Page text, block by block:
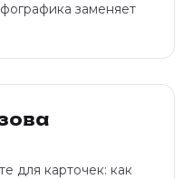
заменяет
для карточек: как